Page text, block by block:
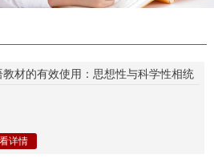
教材的有效使用：思想性与科学性相统
详情